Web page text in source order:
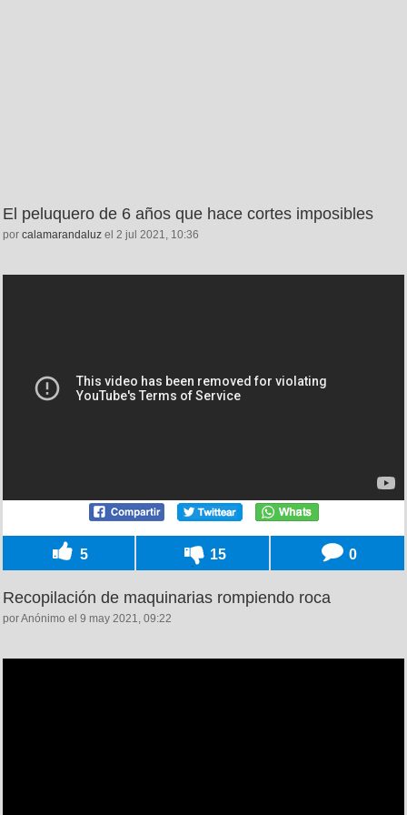
El peluquero de 6 años que hace cortes imposibles
por calamarandaluz el 2 jul 2021, 10:36
5 15 0
Recopilación de maquinarias rompiendo roca
por Anónimo el 9 may 2021, 09:22